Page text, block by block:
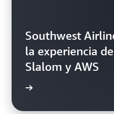
Southwest
la experiencia
Slalom y AWS